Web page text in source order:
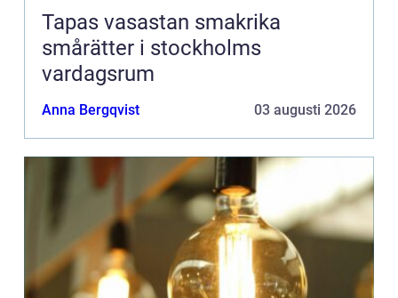
Tapas vasastan smakrika
smårätter i stockholms
vardagsrum
Anna Bergqvist 03 augusti 2026